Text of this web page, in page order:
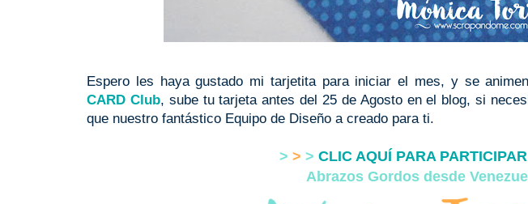
Espero les haya gustado mi tarjetita para iniciar el mes, y se
CARD Club, sube tu tarjeta antes del 25 de Agosto en el blog, si
que nuestro fantástico Equipo de Diseño a creado para ti.
> > > CLIC AQUÍ PARA PARTICIPAR
Abrazos Gordos desde